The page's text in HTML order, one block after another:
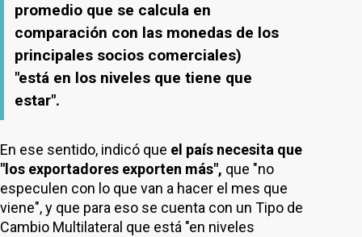
promedio que se calcula en
comparación con las monedas de los
principales socios comerciales)
"está en los niveles que tiene que
estar".
En ese sentido, indicó que el país necesita que
"los exportadores exporten más", que "no
especulen con lo que van a hacer el mes que
viene", y que para eso se cuenta con un Tipo de
Cambio Multilateral que está "en niveles